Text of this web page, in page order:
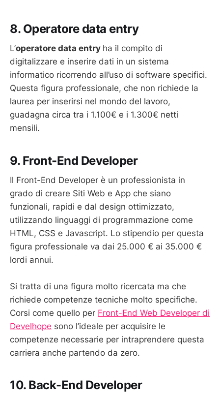
8. Operatore data entry
L’operatore data entry ha il compito di
digitalizzare e inserire dati in un sistema
informatico ricorrendo all’uso di software specifici.
Questa figura professionale, che non richiede la
laurea per inserirsi nel mondo del lavoro,
guadagna circa tra i 1.100€ e i 1.300€ netti
mensili.
9. Front-End Developer
Il Front-End Developer è un professionista in
grado di creare Siti Web e App che siano
funzionali, rapidi e dal design ottimizzato,
utilizzando linguaggi di programmazione come
HTML, CSS e Javascript. Lo stipendio per questa
figura professionale va dai 25.000 € ai 35.000 €
lordi annui.
Si tratta di una figura molto ricercata ma che
richiede competenze tecniche molto specifiche.
Corsi come quello per Front-End Web Developer di
Develhope sono l’ideale per acquisire le
competenze necessarie per intraprendere questa
carriera anche partendo da zero.
10. Back-End Developer